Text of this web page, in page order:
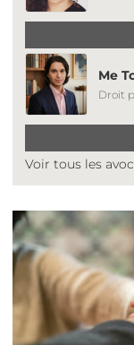
Me
Droit
Voir tous les